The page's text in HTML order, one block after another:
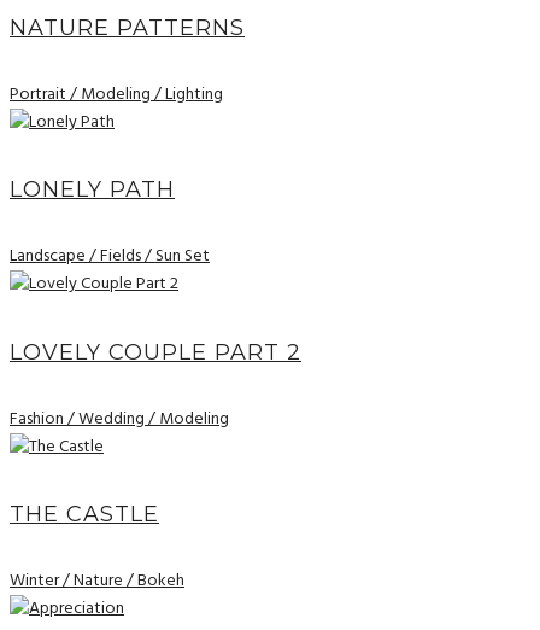
NATURE PATTERNS
Portrait / Modeling / Lighting
LONELY PATH
Landscape / Fields / Sun Set
LOVELY COUPLE PART 2
Fashion / Wedding / Modeling
THE CASTLE
Winter / Nature / Bokeh